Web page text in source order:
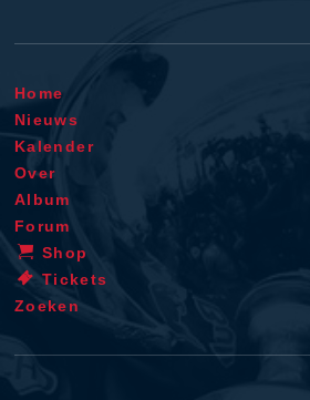
Home
Nieuws
Kalender
Over
Album
Forum
Shop
Tickets
Zoeken